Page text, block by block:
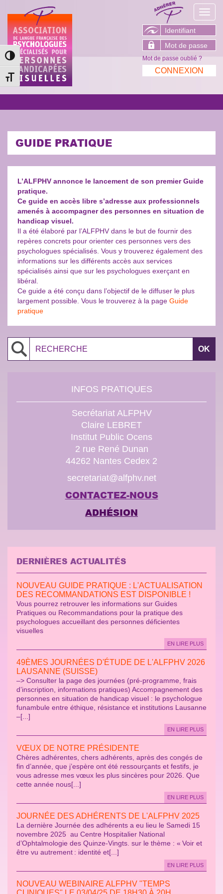
Passer en contraste élevé
Changer la taille de la police
Mot de passe oublié ?
GUIDE PRATIQUE
L’ALFPHV annonce le lancement de son premier Guide
pratique.
Ce guide en accès libre s’adresse aux professionnels
amenés à accompagner des personnes en situation de
handicap visuel.
Il a été élaboré par l’ALFPHV dans le but de fournir des
repères concrets pour orienter ces personnes vers des
psychologues spécialisés. Vous y trouverez également des
informations sur les différents accès aux services
spécialisés ainsi que sur les psychologues exerçant en
libéral.
Ce guide a été conçu dans l’objectif de le diffuser le plus
largement possible. Vous le trouverez à la page Guide
pratique
INFOS PRATIQUES
Secrétariat ALFPHV
Claire LEBRET
Institut Public Ocens
2 rue René Dunan
44262 Nantes Cedex 2
secretariat@alfphv.net
CONTACTEZ-NOUS
ADHÉSION
DERNIÈRES ACTUALITÉS
NOUVEAU GUIDE PRATIQUE : L'ACTUALISATION
DES RECOMMANDATIONS EST DISPONIBLE !
Vous pourrez retrouver les informations sur Guides
Pratiques ou Recommandations pour la pratique des
psychologues accueillant des personnes déficientes
visuelles
EN LIRE PLUS
49ÈMES JOURNÉES D'ÉTUDE DE L'ALFPHV 2026
LAUSANNE (SUISSE)
–> Consulter la page des journées (pré-programme, frais
d’inscription, informations pratiques) Accompagnement des
personnes en situation de handicap visuel : le psychologue
funambule entre éthique, résistance et institutions Lausanne
–[...]
EN LIRE PLUS
VŒUX DE NOTRE PRÉSIDENTE
Chères adhérentes, chers adhérents, après des congés de
fin d’année, que j’espère ont été ressourçants et festifs, je
vous adresse mes vœux les plus sincères pour 2026. Que
cette année nous[...]
EN LIRE PLUS
JOURNÉE DES ADHÉRENTS DE L'ALFPHV 2025
La dernière Journée des adhérents a eu lieu le Samedi 15
novembre 2025 au Centre Hospitalier National
d’Ophtalmologie des Quinze-Vingts. sur le thème : « Voir et
être vu autrement : identité et[...]
EN LIRE PLUS
NOUVEAU WEBINAIRE ALFPHV "TEMPS